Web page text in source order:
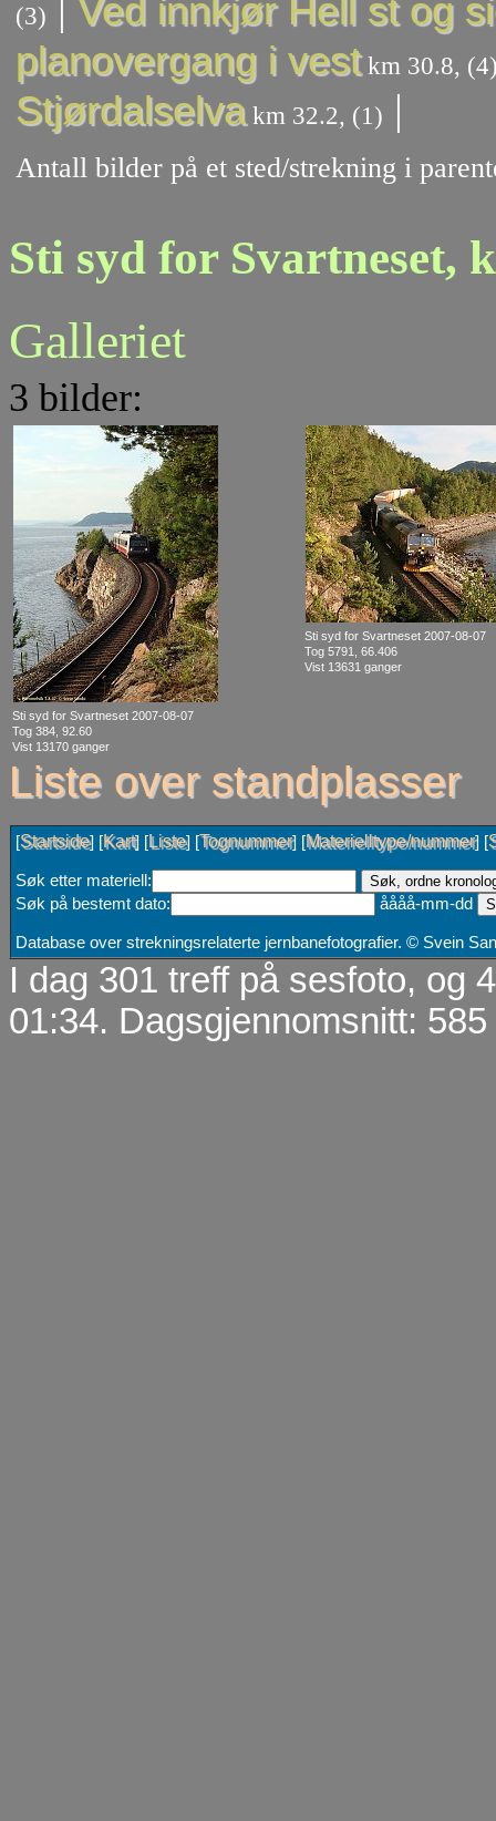
(3)
Ved innkjør Hell st og
planovergang i vestkm 30.8,
Stjørdalselvakm 32.2, (1) |
Antall bilder på et sted/strekning i
Sti syd for Svartneset,
Galleriet
3 bilder:
Sti syd for Svartneset 2007-08-07
Tog 384, 92.60
Vist 13170 ganger
Sti syd for Svartneset 2007-08-07
Tog 5791, 66.406
Vist 13631 ganger
Liste over standplasser
[Startside] [Kart] [Liste] [Tognummer] [Materielltype/nummer] [
Søk etter materiell:
Søk på bestemt dato:
åååå-mm-dd
Database over strekningsrelaterte jernbanefotografier. © Svein
I dag 301 treff på sesfoto, og
01:34. Dagsgjennomsnitt: 585